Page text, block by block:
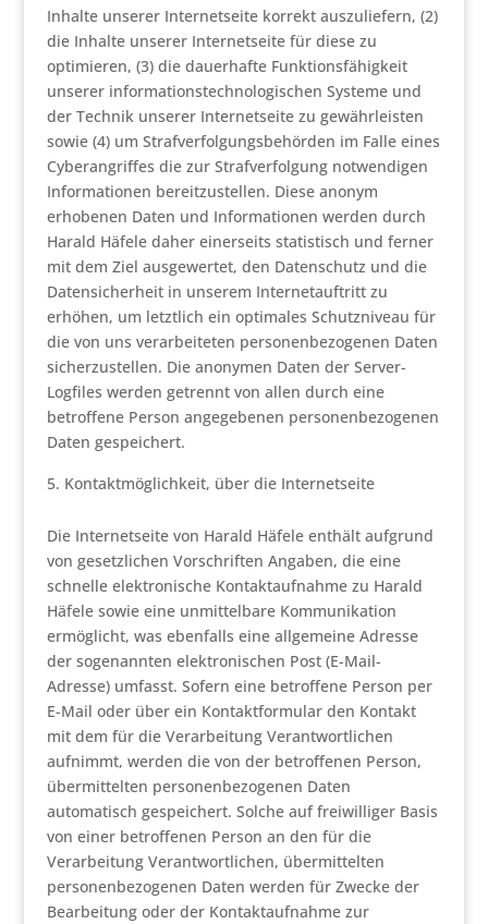
Inhalte unserer Internetseite korrekt auszuliefern, (2)
die Inhalte unserer Internetseite für diese zu
optimieren, (3) die dauerhafte Funktionsfähigkeit
unserer informationstechnologischen Systeme und
der Technik unserer Internetseite zu gewährleisten
sowie (4) um Strafverfolgungsbehörden im Falle eines
Cyberangriffes die zur Strafverfolgung notwendigen
Informationen bereitzustellen. Diese anonym
erhobenen Daten und Informationen werden durch
Harald Häfele daher einerseits statistisch und ferner
mit dem Ziel ausgewertet, den Datenschutz und die
Datensicherheit in unserem Internetauftritt zu
erhöhen, um letztlich ein optimales Schutzniveau für
die von uns verarbeiteten personenbezogenen Daten
sicherzustellen. Die anonymen Daten der Server-
Logfiles werden getrennt von allen durch eine
betroffene Person angegebenen personenbezogenen
Daten gespeichert.
Kontaktmöglichkeit, über die Internetseite
Die Internetseite von Harald Häfele enthält aufgrund
von gesetzlichen Vorschriften Angaben, die eine
schnelle elektronische Kontaktaufnahme zu Harald
Häfele sowie eine unmittelbare Kommunikation
ermöglicht, was ebenfalls eine allgemeine Adresse
der sogenannten elektronischen Post (E-Mail-
Adresse) umfasst. Sofern eine betroffene Person per
E-Mail oder über ein Kontaktformular den Kontakt
mit dem für die Verarbeitung Verantwortlichen
aufnimmt, werden die von der betroffenen Person,
übermittelten personenbezogenen Daten
automatisch gespeichert. Solche auf freiwilliger Basis
von einer betroffenen Person an den für die
Verarbeitung Verantwortlichen, übermittelten
personenbezogenen Daten werden für Zwecke der
Bearbeitung oder der Kontaktaufnahme zur